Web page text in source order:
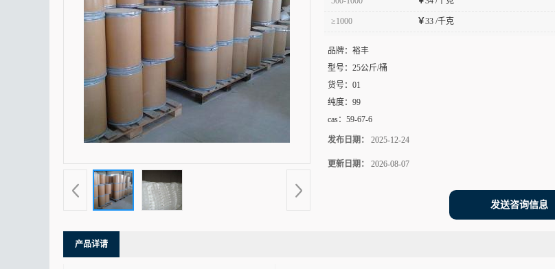
≥1000 ￥33 /千克
品牌： 裕丰
型号： 25公斤/桶
货号： 01
纯度： 99
cas： 59-67-6
发布日期： 2025-12-24
更新日期： 2026-08-07
发送咨询信息
产品详请